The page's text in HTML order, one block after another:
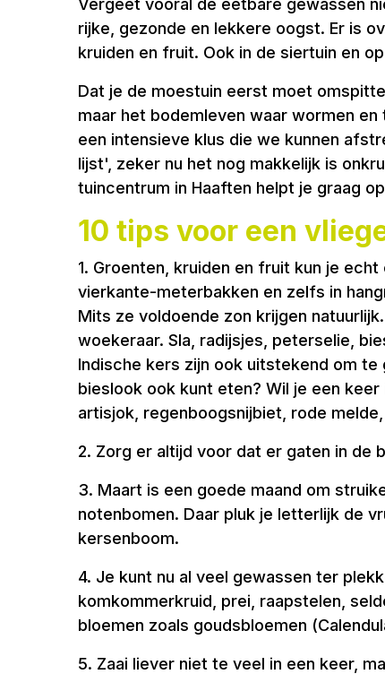
Vergeet vooral de eetbare gewassen
rijke, gezonde en lekkere oogst. Er is
kruiden en fruit. Ook in de siertuin en
Dat je de moestuin eerst moet
maar het bodemleven waar wormen
een intensieve klus die we kunnen
lijst', zeker nu het nog makkelijk is
tuincentrum in Haaften helpt je graag
10 tips voor een
1. Groenten, kruiden en fruit kun je
vierkante-meterbakken en zelfs in
Mits ze voldoende zon krijgen
woekeraar. Sla, radijsjes, peterselie,
Indische kers zijn ook uitstekend om
bieslook ook kunt eten? Wil je een
artisjok, regenboogsnijbiet, rode
2. Zorg er altijd voor dat er gaten in
3. Maart is een goede maand om
notenbomen. Daar pluk je letterlijk de
kersenboom.
4. Je kunt nu al veel gewassen ter
komkommerkruid, prei, raapstelen,
bloemen zoals goudsbloemen
5. Zaai liever niet te veel in een keer,